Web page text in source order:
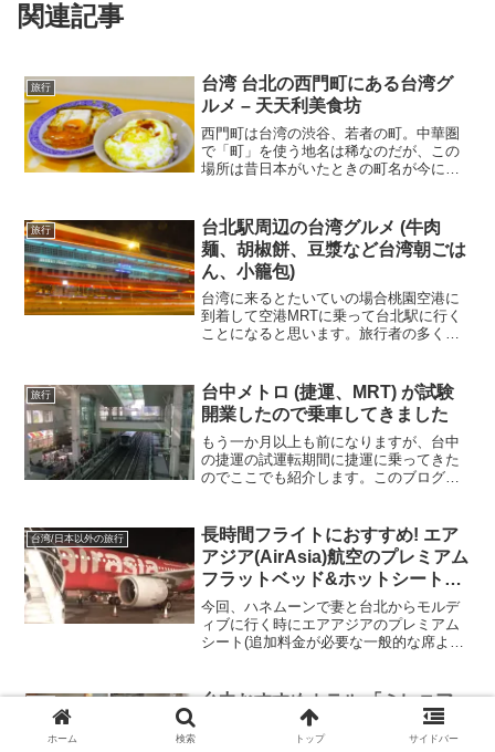
関連記事
旅行
台湾 台北の西門町にある台湾グ
ルメ – 天天利美食坊
西門町は台湾の渋谷、若者の町。中華圏
で「町」を使う地名は稀なのだが、この
場所は昔日本がいたときの町名が今にも
リートパフォーマンス、コスプレショー
など今昔交わる文化発信地である。屋台
やマッサージ屋も多く、夜遅くもやって
いるので台湾観光で来たら週末だと夜に
来ることをおすすめします。週末の昼は
人がむっちゃいっぱい。
旅行
台北駅周辺の台湾グルメ (牛肉
麺、胡椒餅、豆漿など台湾朝ごは
ん、小籠包)
台湾に来るとたいていの場合桃園空港に
到着して空港MRTに乗って台北駅に行く
ことになると思います。旅行者の多くは
人的には台北駅からMRT1本15分ほどで
来れる大安駅周辺の宿泊がおすすめ) この
投稿では台北駅周辺で気軽に立ち寄れる
台湾グルメを紹介します。
旅行
台中メトロ (捷運、MRT) が試験
開業したので乗車してきました
もう一か月以上も前になりますが、台中
の捷運の試運転期間に捷運に乗ってきた
のでここでも紹介します。このブログ記
さい。
台湾/日本以外の旅行
長時間フライトにおすすめ! エア
アジア(AirAsia)航空のプレミアム
フラットベッド&ホットシートに
乗ったので感想をご共有
今回、ハネムーンで妻と台北からモルデ
ィブに行く時にエアアジアのプレミアム
シート(追加料金が必要な一般的な席より
思います。結論から言うと、エアアジア
のプレミアムフラットベッド、プレミア
ムフラックス、両方ともかなりよく満足
度、セルフエスティーム高く飛行機搭乗
台中おすすめホテル 「ミレニア
ム ホテル台中 (台中日月千禧酒店)
」に泊まったので感想をご共有
ホーム 検索 トップ サイドバー